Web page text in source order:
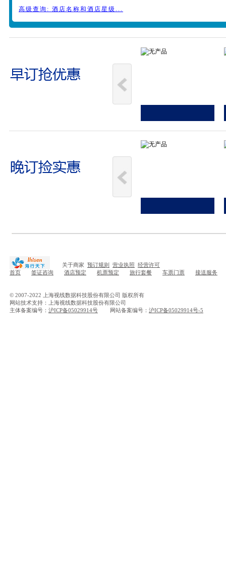
高级查询: 酒店名称和酒店星级...
关于商家 预订规则 营业执照 经营许可
首页
签证咨询 酒店预定 机票预定 旅行套餐 车票门票 接送服务
© 2007-2022 上海视线数据科技股份有限公司 版权所有
网站技术支持：上海视线数据科技股份有限公司
主体备案编号： 沪ICP备05029914号 网站备案编号： 沪ICP备05029914号-5